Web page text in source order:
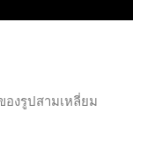
งรูปสามเหลี่ยม